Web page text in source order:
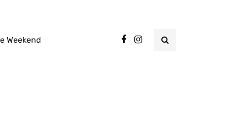
Weekend